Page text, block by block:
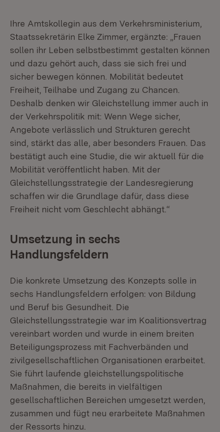
Ihre Amtskollegin aus dem Verkehrsministerium,
Staatssekretärin Elke Zimmer, ergänzte: „Frauen
sollen ihr Leben selbstbestimmt gestalten können
und dazu gehört auch, dass sie sich frei und
sicher bewegen können. Mobilität bedeutet
Freiheit, Teilhabe und Zugang zu Chancen.
Deshalb denken wir Gleichstellung immer auch in
der Verkehrspolitik mit: Wenn Wege sicher,
Angebote verlässlich und Strukturen gerecht
sind, stärkt das alle, aber besonders Frauen. Das
bestätigt auch eine Studie, die wir aktuell für die
Mobilität veröffentlicht haben. Mit der
Gleichstellungsstrategie der Landesregierung
schaffen wir die Grundlage dafür, dass diese
Freiheit nicht vom Geschlecht abhängt.“
Umsetzung in sechs
Handlungsfeldern
Die konkrete Umsetzung des Konzepts solle in
sechs Handlungsfeldern erfolgen: von Bildung
und Beruf bis Gesundheit. Die
Gleichstellungsstrategie war im Koalitionsvertrag
vereinbart worden und wurde in einem breiten
Beteiligungsprozess mit Fachverbänden und
zivilgesellschaftlichen Organisationen erarbeitet.
Sie führt laufende gleichstellungspolitische
Maßnahmen, die bereits in vielfältigen
gesellschaftlichen Bereichen umgesetzt werden,
zusammen und fügt neu erarbeitete Maßnahmen
der Ressorts hinzu.